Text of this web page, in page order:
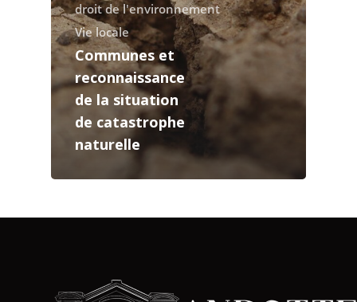
droit de l'environnement
Vie locale
Communes et
reconnaissance
de la situation
de catastrophe
naturelle